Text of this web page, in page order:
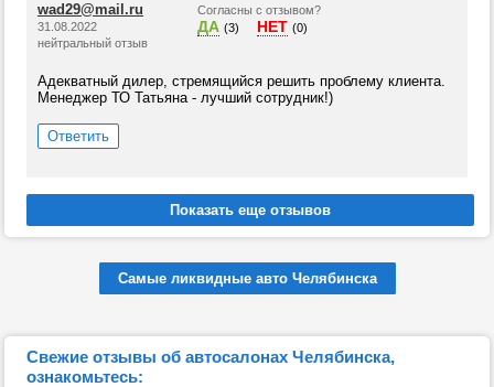
wad29@mail.ru
31.08.2022
нейтральный отзыв
Согласны с отзывом?
ДА (3) НЕТ (0)
Адекватный дилер, стремящийся решить проблему клиента.
Менеджер ТО Татьяна - лучший сотрудник!)
Ответить
Самые ликвидные авто Челябинска
Свежие отзывы об автосалонах Челябинска,
ознакомьтесь: